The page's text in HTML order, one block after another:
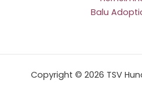
Balu
Copyright © 2026 TSV